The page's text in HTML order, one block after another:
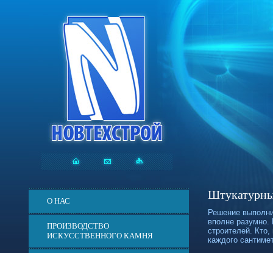
О НАС
ПРОИЗВОДСТВО
ИСКУССТВЕННОГО КАМНЯ
Решение
вполне разумно.
строителей. Кто,
каждого